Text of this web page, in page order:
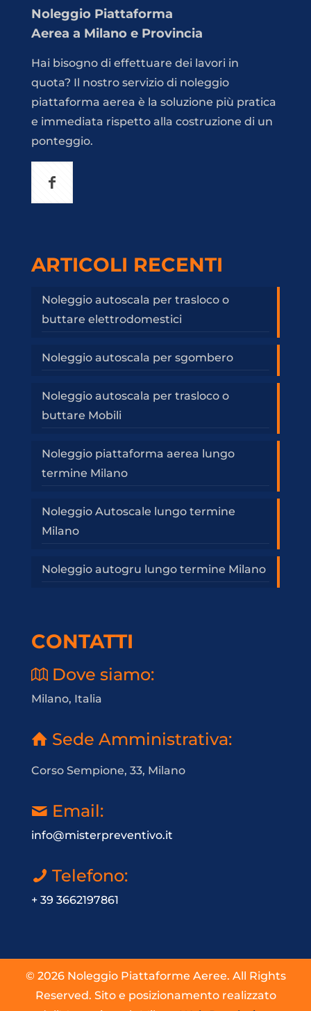
Noleggio Piattaforma
Aerea a Milano e Provincia
Hai bisogno di effettuare dei lavori in
quota? Il nostro servizio di noleggio
piattaforma aerea è la soluzione più pratica
e immediata rispetto alla costruzione di un
ponteggio.
ARTICOLI RECENTI
Noleggio autoscala per trasloco o
buttare elettrodomestici
Noleggio autoscala per sgombero
Noleggio autoscala per trasloco o
buttare Mobili
Noleggio piattaforma aerea lungo
termine Milano
Noleggio Autoscale lungo termine
Milano
Noleggio autogru lungo termine Milano
CONTATTI
Dove siamo:
Milano, Italia
Sede Amministrativa:
Corso Sempione, 33, Milano
Email:
info@misterpreventivo.it
Telefono:
+ 39 3662197861
© 2026 Noleggio Piattaforme Aeree. All Rights
Reserved. Sito e posizionamento realizzato